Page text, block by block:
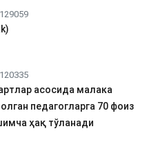
129059
120335
асосида малака
педагогларга 70 фоиз
ҳақ тўланади